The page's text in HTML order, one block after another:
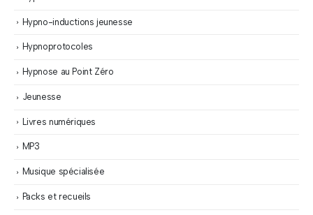
Hypno-inductions jeunesse
Hypnoprotocoles
Hypnose au Point Zéro
Jeunesse
Livres numériques
MP3
Musique spécialisée
Packs et recueils